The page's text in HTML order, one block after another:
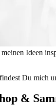
Ideen
Du mich
&